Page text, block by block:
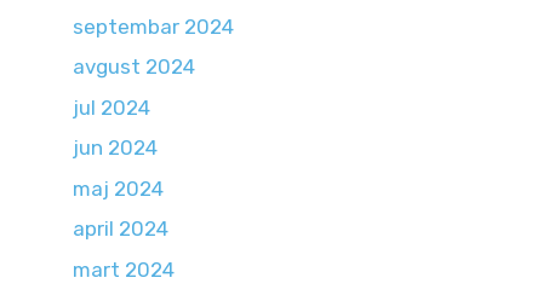
septembar 2024
avgust 2024
jul 2024
jun 2024
maj 2024
april 2024
mart 2024